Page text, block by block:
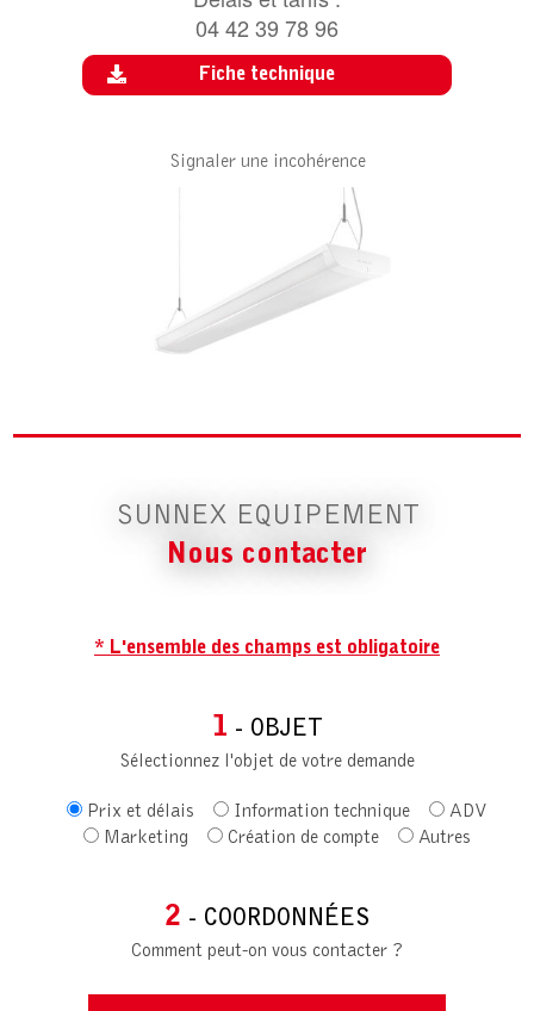
04 42 39 78 96
Fiche technique
Signaler une incohérence
SUNNEX EQUIPEMENT
Nous contacter
* L'ensemble des champs est obligatoire
1 - OBJET
Sélectionnez l'objet de votre demande
Prix et délais Information technique
ADV
Marketing
Création de compte Autres
2 - COORDONNÉES
Comment peut-on vous contacter ?